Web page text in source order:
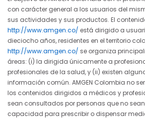
con carácter general a los usuarios del
sus actividades y sus productos. El
http://www.amgen.co/ está dirigido a
dieciocho años, residentes en el territorio
http://www.amgen.co/ se organiza
áreas: (i) la dirigida únicamente a
profesionales de la salud, y (ii) existen
información común. AMGEN Colombia no
los contenidos dirigidos a médicos y
sean consultados por personas que no
capacidad para prescribir o dispensar